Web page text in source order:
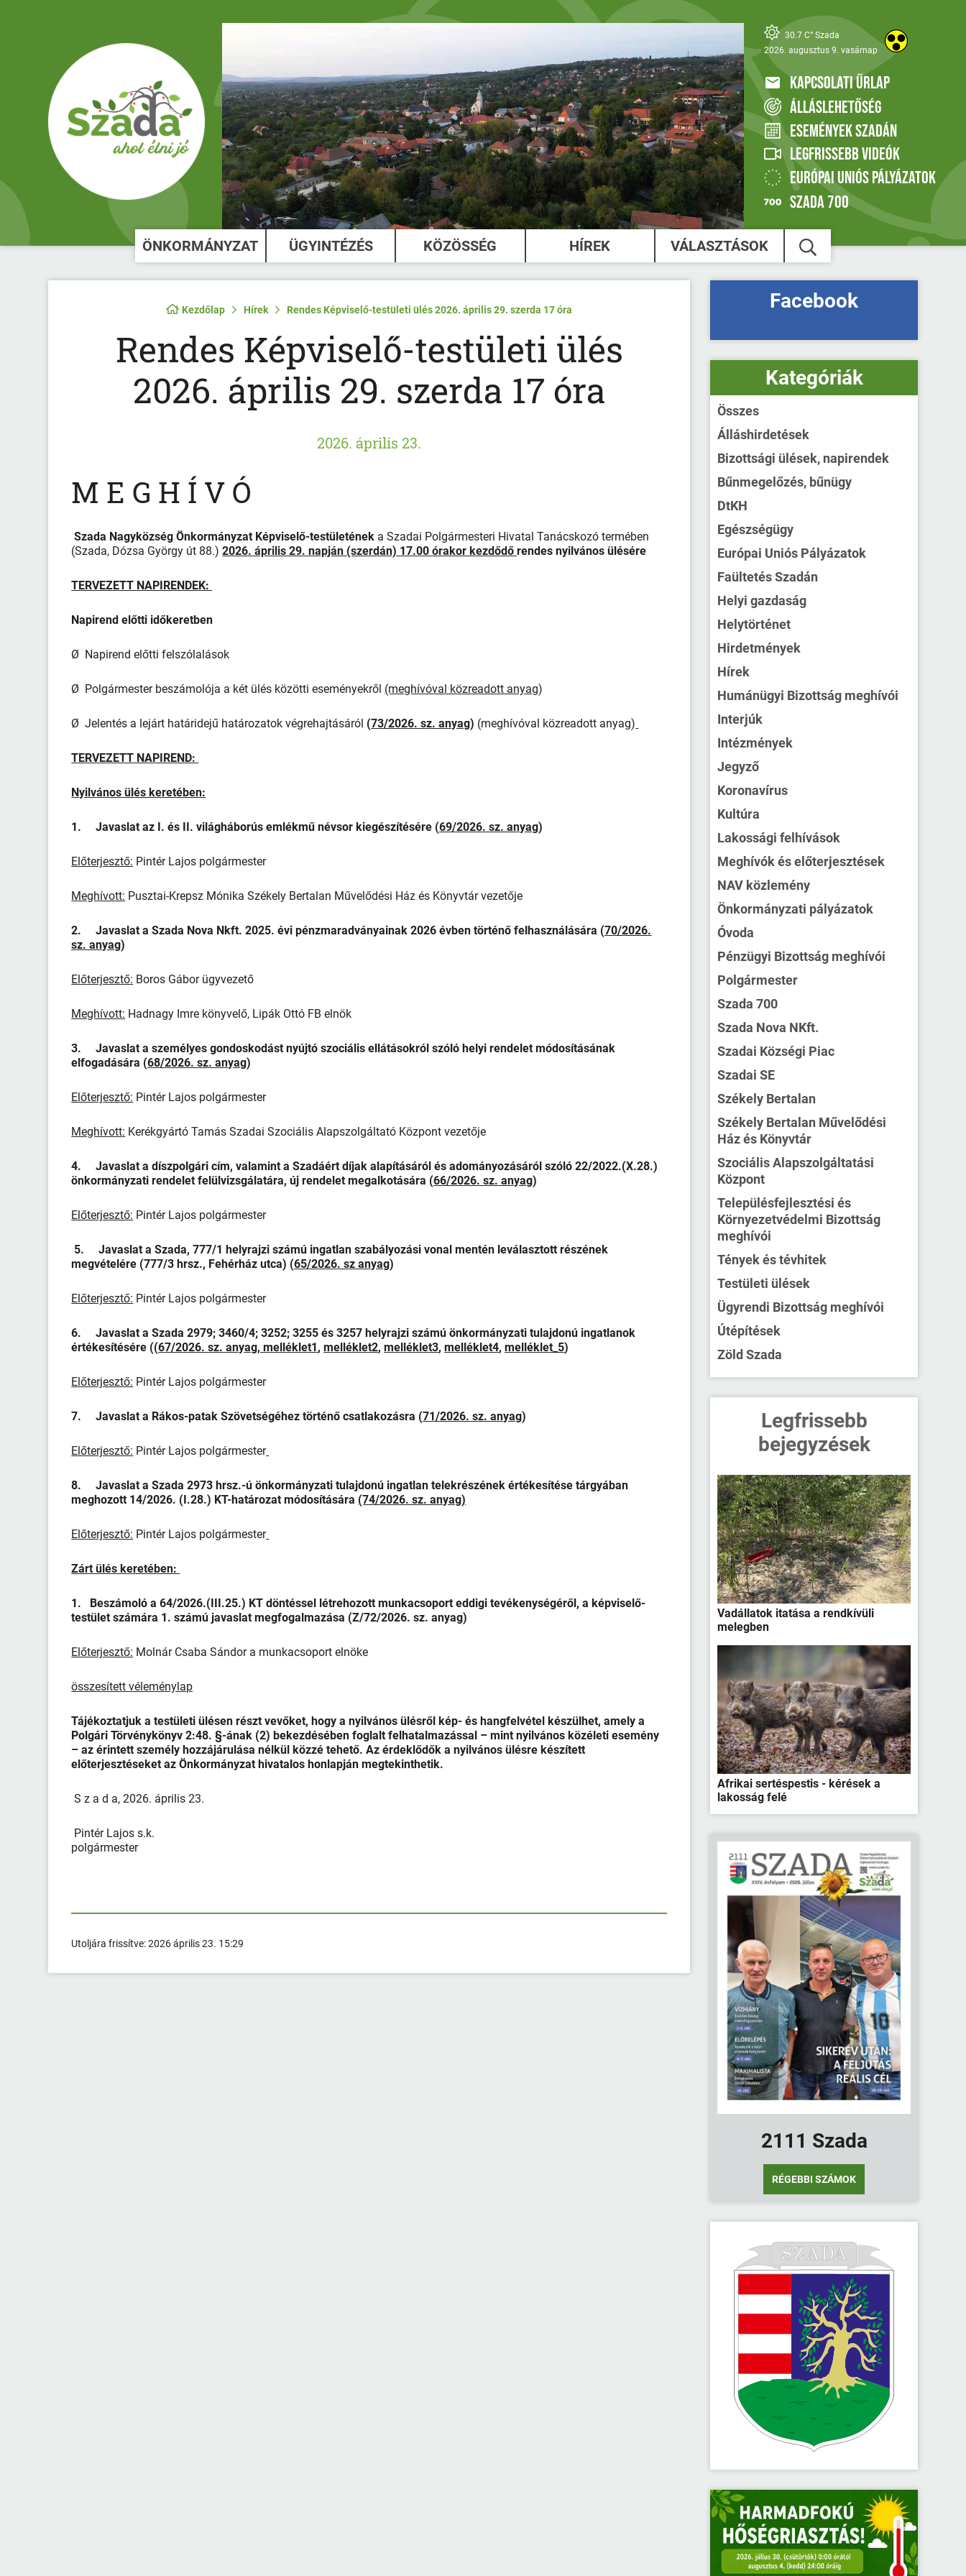
30.7 C° Szada
2026. augusztus 9. vasárnap
KAPCSOLATI ŰRLAP
ÁLLÁSLEHETŐSÉG
ESEMÉNYEK SZADÁN
LEGFRISSEBB VIDEÓK
EURÓPAI UNIÓS PÁLYÁZATOK
SZADA 700
ÖNKORMÁNYZAT ÜGYINTÉZÉS KÖZÖSSÉG HÍREK VÁLASZTÁSOK
Kezdőlap Hírek Rendes Képviselő-testületi ülés 2026. április 29. szerda 17 óra
Rendes Képviselő-testületi ülés
2026. április 29. szerda 17 óra
2026. április 23.
M E G H Í V Ó
Szada Nagyközség Önkormányzat Képviselő-testületének a Szadai Polgármesteri Hivatal Tanácskozó termében
(Szada, Dózsa György út 88.)2026. április 29. napján (szerdán) 17.00 órakor kezdődőrendes nyilvános ülésére
TERVEZETT NAPIRENDEK:
Napirend előtti időkeretben
Ø Napirend előtti felszólalások
Ø Polgármester beszámolója a két ülés közötti eseményekről (meghívóval közreadott anyag)
Ø Jelentés a lejárt határidejű határozatok végrehajtásáról (73/2026. sz. anyag) (meghívóval közreadott anyag)
TERVEZETT NAPIREND:
Nyilvános ülés keretében:
1. Javaslat az I. és II. világháborús emlékmű névsor kiegészítésére (69/2026. sz. anyag)
Előterjesztő: Pintér Lajos polgármester
Meghívott: Pusztai-Krepsz Mónika Székely Bertalan Művelődési Ház és Könyvtár vezetője
2. Javaslat a Szada Nova Nkft. 2025. évi pénzmaradványainak 2026 évben történő felhasználására (70/2026.
sz. anyag)
Előterjesztő: Boros Gábor ügyvezető
Meghívott: Hadnagy Imre könyvelő, Lipák Ottó FB elnök
3. Javaslat a személyes gondoskodást nyújtó szociális ellátásokról szóló helyi rendelet módosításának
elfogadására (68/2026. sz. anyag)
Előterjesztő: Pintér Lajos polgármester
Meghívott: Kerékgyártó Tamás Szadai Szociális Alapszolgáltató Központ vezetője
4. Javaslat a díszpolgári cím, valamint a Szadáért díjak alapításáról és adományozásáról szóló 22/2022.(X.28.)
önkormányzati rendelet felülvizsgálatára, új rendelet megalkotására (66/2026. sz. anyag)
Előterjesztő: Pintér Lajos polgármester
5. Javaslat a Szada, 777/1 helyrajzi számú ingatlan szabályozási vonal mentén leválasztott részének
megvételére (777/3 hrsz., Fehérház utca) (65/2026. sz anyag)
Előterjesztő: Pintér Lajos polgármester
6. Javaslat a Szada 2979; 3460/4; 3252; 3255 és 3257 helyrajzi számú önkormányzati tulajdonú ingatlanok
értékesítésére ((67/2026. sz. anyag, melléklet1,melléklet2,melléklet3,melléklet4,melléklet_5)
Előterjesztő: Pintér Lajos polgármester
7. Javaslat a Rákos-patak Szövetségéhez történő csatlakozásra (71/2026. sz. anyag)
Előterjesztő: Pintér Lajos polgármester
8. Javaslat a Szada 2973 hrsz.-ú önkormányzati tulajdonú ingatlan telekrészének értékesítése tárgyában
meghozott 14/2026. (I.28.) KT-határozat módosítására (74/2026. sz. anyag)
Előterjesztő: Pintér Lajos polgármester
Zárt ülés keretében:
1. Beszámoló a 64/2026.(III.25.) KT döntéssel létrehozott munkacsoport eddigi tevékenységéről, a képviselő-
testület számára 1. számú javaslat megfogalmazása (Z/72/2026. sz. anyag)
Előterjesztő: Molnár Csaba Sándor a munkacsoport elnöke
összesített véleménylap
Tájékoztatjuk a testületi ülésen részt vevőket, hogy a nyilvános ülésről kép- és hangfelvétel készülhet, amely a
Polgári Törvénykönyv 2:48. §-ának (2) bekezdésében foglalt felhatalmazással – mint nyilvános közéleti esemény
– az érintett személy hozzájárulása nélkül közzé tehető. Az érdeklődők a nyilvános ülésre készített
előterjesztéseket az Önkormányzat hivatalos honlapján megtekinthetik.
S z a d a, 2026. április 23.
Pintér Lajos s.k.
polgármester
Utoljára frissítve:2026 április 23. 15:29
Facebook
Kategóriák
Összes
Álláshirdetések
Bizottsági ülések, napirendek
Bűnmegelőzés, bűnügy
DtKH
Egészségügy
Európai Uniós Pályázatok
Faültetés Szadán
Helyi gazdaság
Helytörténet
Hirdetmények
Hírek
Humánügyi Bizottság meghívói
Interjúk
Intézmények
Jegyző
Koronavírus
Kultúra
Lakossági felhívások
Meghívók és előterjesztések
NAV közlemény
Önkormányzati pályázatok
Óvoda
Pénzügyi Bizottság meghívói
Polgármester
Szada 700
Szada Nova NKft.
Szadai Községi Piac
Szadai SE
Székely Bertalan
Székely Bertalan Művelődési
Ház és Könyvtár
Szociális Alapszolgáltatási
Központ
Településfejlesztési és
Környezetvédelmi Bizottság
meghívói
Tények és tévhitek
Testületi ülések
Ügyrendi Bizottság meghívói
Útépítések
Zöld Szada
Legfrissebb
bejegyzések
Vadállatok itatása a rendkívüli
melegben
Afrikai sertéspestis - kérések a
lakosság felé
2111 Szada
RÉGEBBI SZÁMOK